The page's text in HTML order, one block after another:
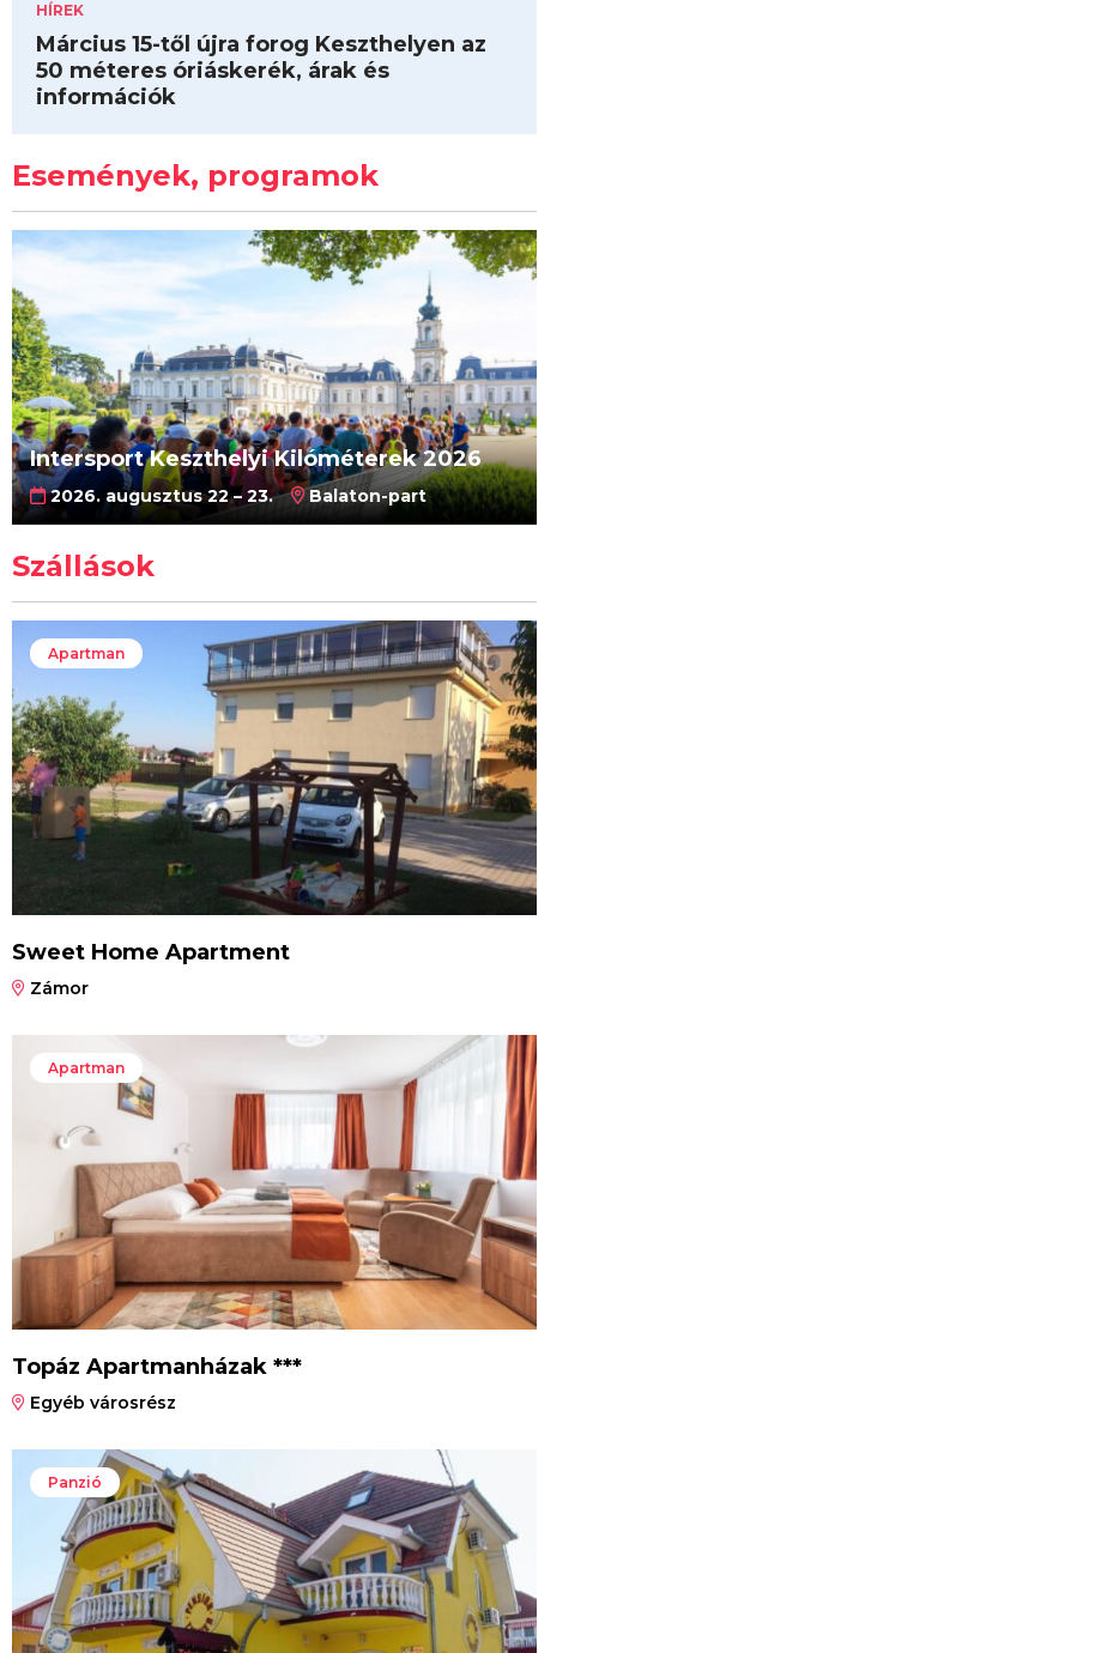
HÍREK
Március 15-től újra forog Keszthelyen az
50 méteres óriáskerék, árak és
információk
Események, programok
Intersport Keszthelyi Kilóméterek 2026
2026. augusztus 22 – 23. Balaton-part
Szállások
Apartman
Sweet Home Apartment
Zámor
Apartman
Topáz Apartmanházak ***
Egyéb városrész
Panzió